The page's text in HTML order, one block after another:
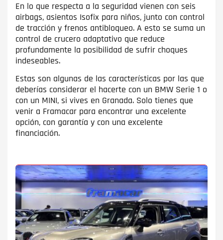
En lo que respecta a la seguridad vienen con seis
airbags, asientos Isofix para niños, junto con control
de tracción y frenos antibloqueo. A esto se suma un
control de crucero adaptativo que reduce
profundamente la posibilidad de sufrir choques
indeseables.
Estas son algunas de las características por las que
deberías considerar el hacerte con un BMW Serie 1 o
con un MINI, si vives en Granada. Solo tienes que
venir a Framacar para encontrar una excelente
opción, con garantía y con una excelente
financiación.